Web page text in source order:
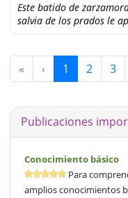
Este batido de
salvia de los prados le
« ‹ 1 2 3
Publicaciones
Conocimiento básico
Para
amplios conocimientos